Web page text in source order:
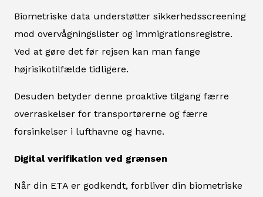
Biometriske data understøtter sikkerhedsscreening
mod overvågningslister og immigrationsregistre.
Ved at gøre det før rejsen kan man fange
højrisikotilfælde tidligere.
Desuden betyder denne proaktive tilgang færre
overraskelser for transportørerne og færre
forsinkelser i lufthavne og havne.
Digital verifikation ved grænsen
Når din ETA er godkendt, forbliver din biometriske